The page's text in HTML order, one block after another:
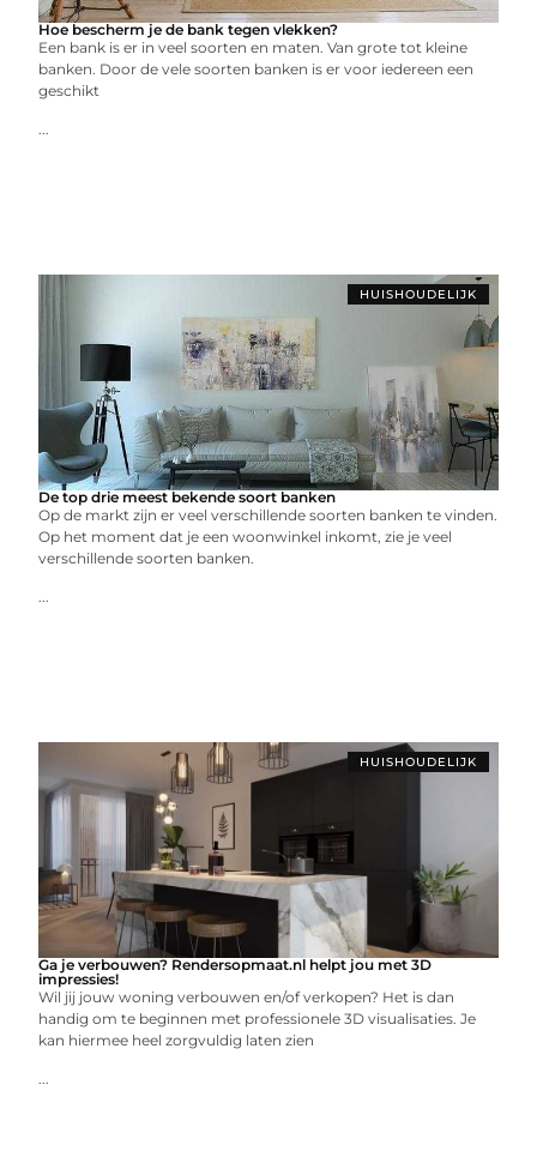
Hoe bescherm je de bank tegen vlekken?
Een bank is er in veel soorten en maten. Van grote tot kleine
banken. Door de vele soorten banken is er voor iedereen een
geschikt
...
HUISHOUDELIJK
De top drie meest bekende soort banken
Op de markt zijn er veel verschillende soorten banken te vinden.
Op het moment dat je een woonwinkel inkomt, zie je veel
verschillende soorten banken.
...
HUISHOUDELIJK
Ga je verbouwen? Rendersopmaat.nl helpt jou met 3D
impressies!
Wil jij jouw woning verbouwen en/of verkopen? Het is dan
handig om te beginnen met professionele 3D visualisaties. Je
kan hiermee heel zorgvuldig laten zien
...